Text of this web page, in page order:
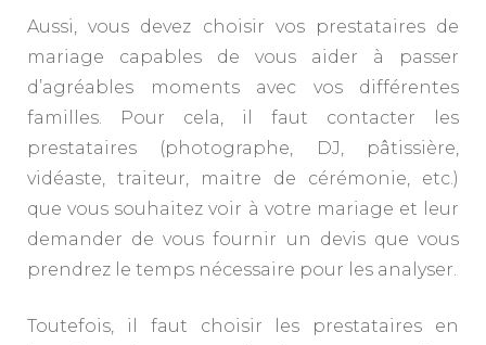
Aussi, vous devez choisir vos prestataires de
mariage capables de vous aider à passer
d’agréables moments avec vos différentes
familles. Pour cela, il faut contacter les
prestataires (photographe, DJ, pâtissière,
vidéaste, traiteur, maitre de cérémonie, etc.)
que vous souhaitez voir à votre mariage et leur
demander de vous fournir un devis que vous
prendrez le temps nécessaire pour les analyser.
Toutefois, il faut choisir les prestataires en